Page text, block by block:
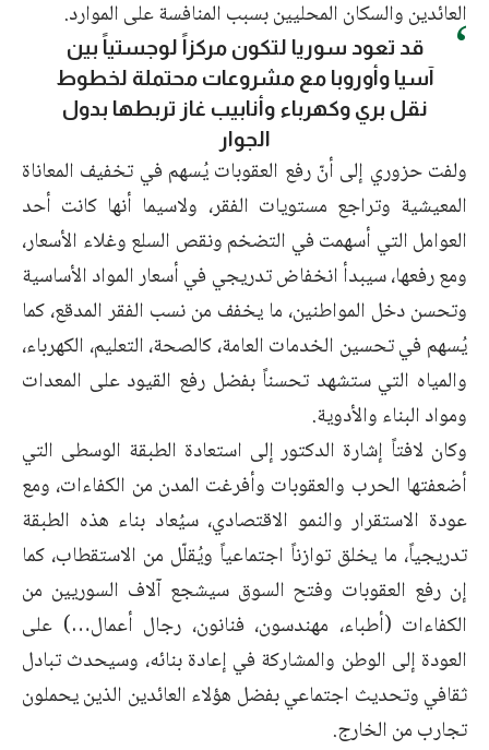
العائدين والسكان المحليين بسبب المنافسة على الموارد.
قد تعود سوريا لتكون مركزاً لوجستياً بين
آسيا وأوروبا مع مشروعات محتملة لخطوط
نقل بري وكهرباء وأنابيب غاز تربطها بدول
الجوار
ولفت حزوري إلى أنّ رفع العقوبات يُسهم في تخفيف المعاناة
المعيشية وتراجع مستويات الفقر، ولاسيما أنها كانت أحد
العوامل التي أسهمت في التضخم ونقص السلع وغلاء الأسعار،
ومع رفعها، سيبدأ انخفاض تدريجي في أسعار المواد الأساسية
وتحسن دخل المواطنين، ما يخفف من نسب الفقر المدقع، كما
يُسهم في تحسين الخدمات العامة، كالصحة، التعليم، الكهرباء،
والمياه التي ستشهد تحسناً بفضل رفع القيود على المعدات
ومواد البناء والأدوية.
وكان لافتاً إشارة الدكتور إلى استعادة الطبقة الوسطى التي
أضعفتها الحرب والعقوبات وأفرغت المدن من الكفاءات، ومع
عودة الاستقرار والنمو الاقتصادي، سيُعاد بناء هذه الطبقة
تدريجياً، ما يخلق توازناً اجتماعياً ويُقلّل من الاستقطاب، كما
إن رفع العقوبات وفتح السوق سيشجع آلاف السوريين من
الكفاءات (أطباء، مهندسون، فنانون، رجال أعمال…) على
العودة إلى الوطن والمشاركة في إعادة بنائه، وسيحدث تبادل
ثقافي وتحديث اجتماعي بفضل هؤلاء العائدين الذين يحملون
تجارب من الخارج.